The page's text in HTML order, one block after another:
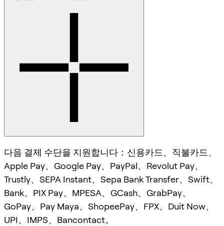
다음 결제 수단을 지원합니다：신용카드、직불카드、
Apple Pay、Google Pay、PayPal、Revolut Pay、
Trustly、SEPA Instant、Sepa Bank Transfer、Swift、
Bank、PIX Pay、MPESA、GCash、GrabPay、
GoPay、Pay Maya、ShopeePay、FPX、Duit Now、
UPI、IMPS、Bancontact。